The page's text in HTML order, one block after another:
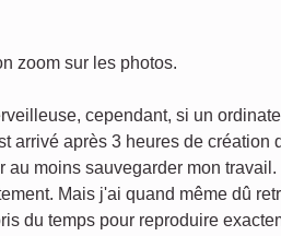
zoom sur les photos.
cependant, si un
arrivé après 3 heures de création
moins sauvegarder mon travail.
Mais j'ai quand même dû
du temps pour reproduire